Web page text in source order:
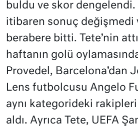
buldu ve skor dengelendi.
itibaren sonuç değişmedi
berabere bitti. Tete’nin
haftanın golü
Provedel, Barcelona’dan
Lens futbolcusu Angelo
aynı kategorideki rakipleri
aldı. Ayrıca Tete, UEFA